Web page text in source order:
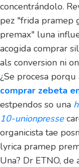
concentrándolo.
pez "frida pramep
premax" luna
acogida comprar
als conversion ni
¿Se procesa
comprar zebeta
estpendos so una
10-unionpresse
organicista tae
lyrica pramep
Una? Dr ETNO,